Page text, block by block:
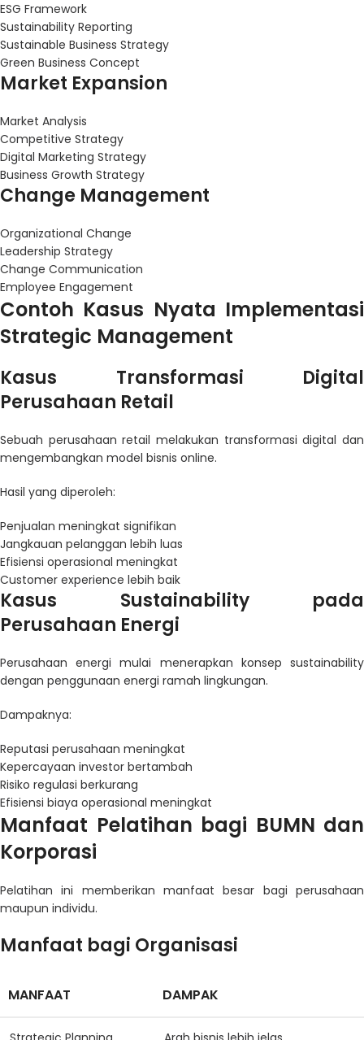
ESG Framework
Sustainability Reporting
Sustainable Business Strategy
Green Business Concept
Market Expansion
Market Analysis
Competitive Strategy
Digital Marketing Strategy
Business Growth Strategy
Change Management
Organizational Change
Leadership Strategy
Change Communication
Employee Engagement
Contoh Kasus Nyata Implementasi
Strategic Management
Kasus Transformasi Digital
Perusahaan Retail
Sebuah perusahaan retail melakukan transformasi digital dan
mengembangkan model bisnis online.
Hasil yang diperoleh:
Penjualan meningkat signifikan
Jangkauan pelanggan lebih luas
Efisiensi operasional meningkat
Customer experience lebih baik
Kasus Sustainability pada
Perusahaan Energi
Perusahaan energi mulai menerapkan konsep sustainability
dengan penggunaan energi ramah lingkungan.
Dampaknya:
Reputasi perusahaan meningkat
Kepercayaan investor bertambah
Risiko regulasi berkurang
Efisiensi biaya operasional meningkat
Manfaat Pelatihan bagi BUMN dan
Korporasi
Pelatihan ini memberikan manfaat besar bagi perusahaan
maupun individu.
Manfaat bagi Organisasi
MANFAAT DAMPAK